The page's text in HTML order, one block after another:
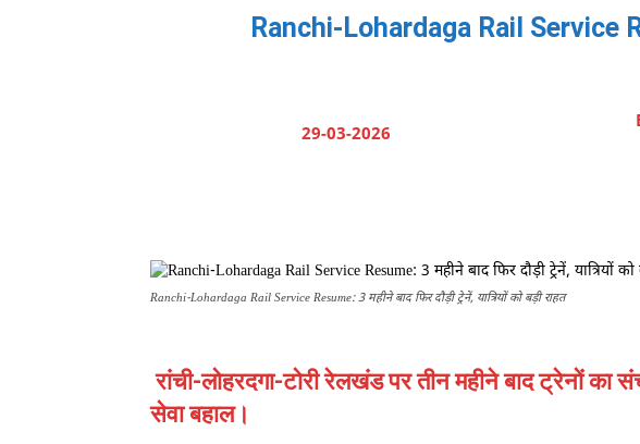
Ranchi-Lohardaga Rail Service
29-03-2026
Ranchi-Lohardaga Rail Service Resume: 3 महीने बाद फिर दौड़ी ट्रेनें, यात्रियों को बड़ी राहत
रांची-लोहरदगा-टोरी रेलखंड पर तीन महीने बाद ट्रेनों
सेवा बहाल।